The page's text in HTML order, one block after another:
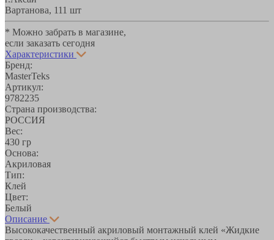
Вартанова, 111 шт
* Можно забрать в магазине,
если заказать сегодня
Характеристики
Бренд:
MasterTeks
Артикул:
9782235
Страна производства:
РОССИЯ
Вес:
430 гр
Основа:
Акриловая
Тип:
Клей
Цвет:
Белый
Описание
Высококачественный акриловый монтажный клей «Жидкие